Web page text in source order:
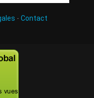
- Contact